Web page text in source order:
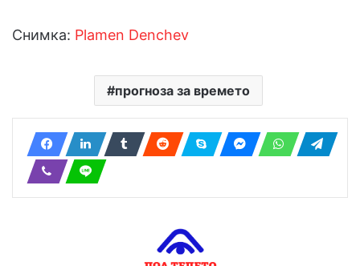
Снимка: Plamen Denchev
прогноза за времето